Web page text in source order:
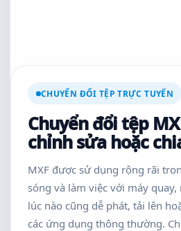
CHUYỂN ĐỔI TỆP TRỰC TUYẾN
Chuyển đổi tệp
chỉnh sửa hoặc
MXF được sử dụng rộng rãi
sóng và làm việc với máy
lúc nào cũng dễ phát, tải lên
các ứng dụng thông thường.